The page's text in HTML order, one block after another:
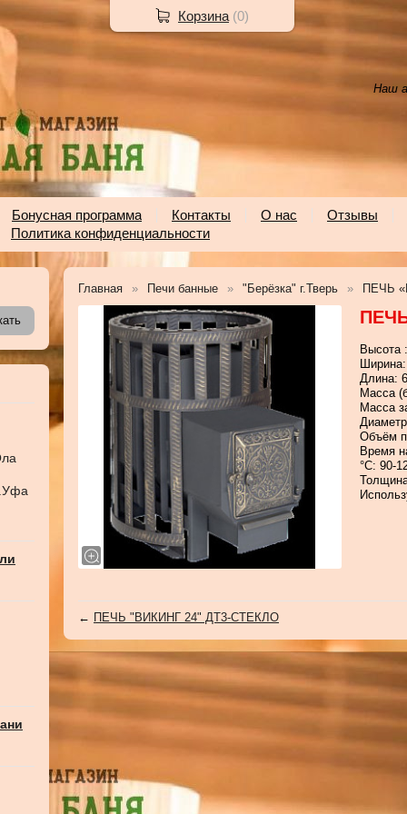
Наш
Бонусная программа Контакты О нас
Отзывы
Политика конфиденциальности
Главная Печи банные "Берёзка" г.Тверь ПЕЧЬ
Высота
Длина:
Масса
Масса
Объём
Время
°С: 90-
← ПЕЧЬ "ВИКИНГ 24" ДТ3-СТЕКЛО
Корзина (0)